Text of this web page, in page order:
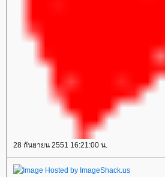
28 กันยายน 2551 16:21:00 น.